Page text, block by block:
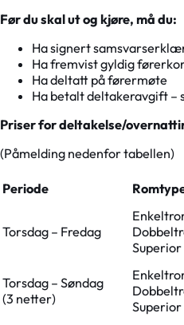
Før du skal ut og kjøre, må du:
Ha signert
Ha fremvist gyldig
Ha deltatt på førermøte
Ha betalt deltakeravgift –
Priser for deltakelse/
(Påmelding nedenfor tabellen)
Periode
Torsdag – Fredag
Superior
Torsdag – Søndag
(3 netter)
Superior